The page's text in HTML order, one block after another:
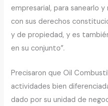
empresarial, para sanearlo
con sus derechos
y de propiedad, y es
en su conjunto”.
Precisaron que Oil
actividades bien
dado por su unidad de